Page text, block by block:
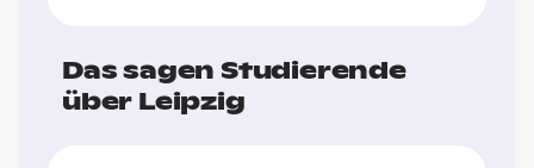
Das sagen Studierende
über Leipzig